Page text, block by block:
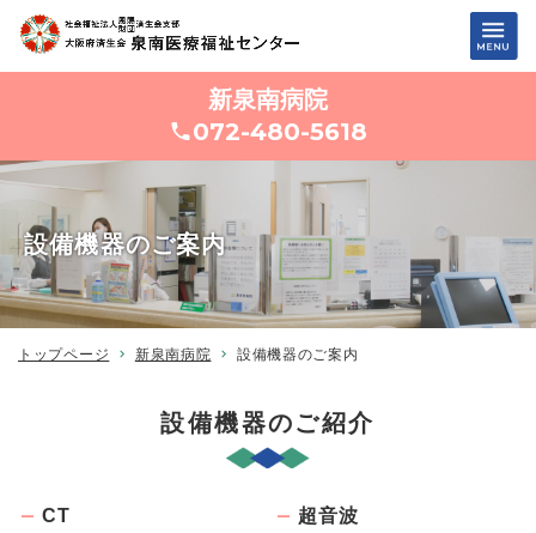
新泉南病院
072-480-5618
設備機器のご案内
トップページ 新泉南病院 設備機器のご案内
設備機器のご紹介
CT 超音波